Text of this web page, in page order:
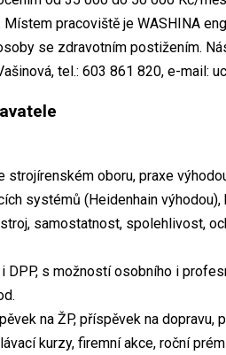
pracoviště je WASHINA
se zdravotním postižením.
tel.: 603 861 820, e-mail:
strojírenském oboru, praxe
systémů (Heidenhain
samostatnost, spolehlivost,
DPP, s možností osobního i
na ŽP, příspěvek na dopravu,
kurzy, firemní akce, roční